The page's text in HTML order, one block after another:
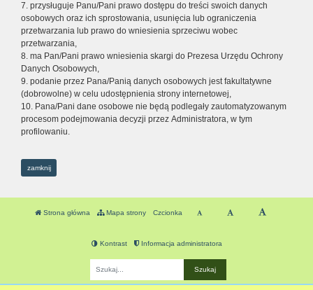
7. przysługuje Panu/Pani prawo dostępu do treści swoich danych
osobowych oraz ich sprostowania, usunięcia lub ograniczenia
przetwarzania lub prawo do wniesienia sprzeciwu wobec
przetwarzania,
8. ma Pan/Pani prawo wniesienia skargi do Prezesa Urzędu Ochrony
Danych Osobowych,
9. podanie przez Pana/Panią danych osobowych jest fakultatywne
(dobrowolne) w celu udostępnienia strony internetowej,
10. Pana/Pani dane osobowe nie będą podlegały zautomatyzowanym
procesom podejmowania decyzji przez Administratora, w tym
profilowaniu.
zamknij
Strona główna Mapa strony Czcionka
Kontrast Informacja administratora